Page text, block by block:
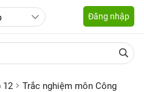
Đăng nhập
12
Trắc nghiệm môn Công